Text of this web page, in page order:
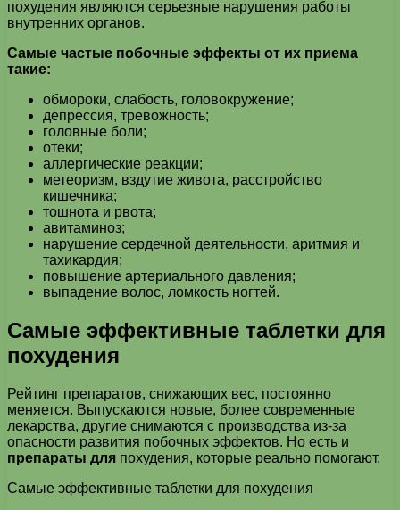
похудения являются серьезные нарушения работы
внутренних органов.
Самые частые побочные эффекты от их приема
такие:
обмороки, слабость, головокружение;
депрессия, тревожность;
головные боли;
отеки;
аллергические реакции;
метеоризм, вздутие живота, расстройство
кишечника;
тошнота и рвота;
авитаминоз;
нарушение сердечной деятельности, аритмия и
тахикардия;
повышение артериального давления;
выпадение волос, ломкость ногтей.
Самые эффективные таблетки для
похудения
Рейтинг препаратов, снижающих вес, постоянно
меняется. Выпускаются новые, более современные
лекарства, другие снимаются с производства из-за
опасности развития побочных эффектов. Но есть и
препараты для похудения, которые реально помогают.
Самые эффективные таблетки для похудения